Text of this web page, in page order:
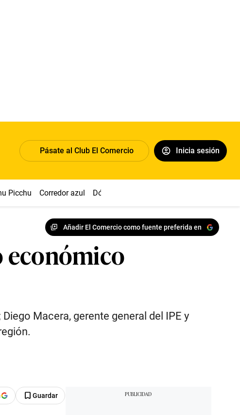
Pásate al Club El Comercio Inicia sesión
Picchu Corredor azul Dólar
Añadir El Comercio como fuente preferida en
económico
Macera, gerente general del IPE y
Guardar